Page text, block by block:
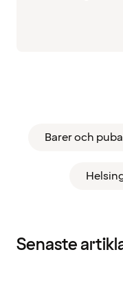
Barer och
Senaste